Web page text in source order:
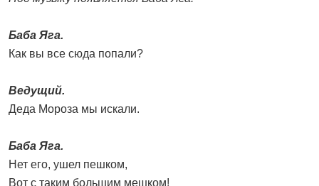
Баба Яга.
Как вы все сюда попали?
Ведущий.
Деда Мороза мы искали.
Баба Яга.
Нет его, ушел пешком,
Вот с таким большим мешком!